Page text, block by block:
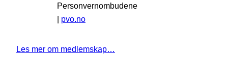
Personvernombudene
| pvo.no
Les mer om medlemskap…